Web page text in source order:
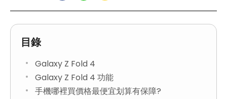
目錄
Galaxy Z Fold 4
Galaxy Z Fold 4 功能
手機哪裡買價格最便宜划算有保障?